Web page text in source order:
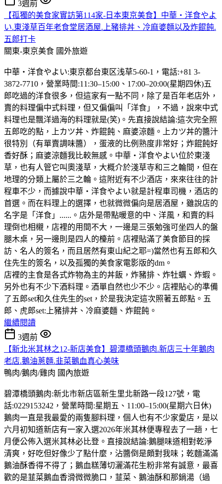
3週前
【孤獨的美食家實訪第114家-日本東京美食】中華・洋食やよ
い.東淺草百年老食堂居酒屋.上豬排丼、冷麻婆麵以及炸餛飩.
五郎打卡
關東-東京美食 國外旅遊
中華・洋食やよい:東京都台東区浅草5-60-1，電話:+81 3-
3872-7710，營業時間:11:30–15:00、17:00–20:00(星期四休)五
郎吃過的洋食很多，但這家有一點不同，除了是百年老店外，
賣的料理偏中式料理，但又偏偏叫「洋食」，不過，說來中式
料理也是飄洋過海的料理就是(笑)。先直接說結論:這次完全照
五郎吃的點，上カツ丼、炸餛飩、麻婆涼麵。上カツ丼的醬汁
很特別（有單賣調味醬），蛋液的比例熟度非常好；炸餛飩好
香好酥；麻婆涼麵我比較無感。中華・洋食やよい位於東淺
草，也有人管它叫奧淺草，大概介於淺草寺和三之輪間，但在
地理的分類上屬於三之輪。這附近有不少酒店，來來往往的計
程車不少，而據說中華・洋食やよい就是計程車司機，酒店的
首選。而在料理上的選擇，也就微微偏向是居酒屋，雖說店的
名字是「洋食」......。店外是帶點暖意的中、洋風，和賣的料
理倒也相櫬，店裡的用間不大，一邊是三張勉強可坐四人的盤
腿木桌，另一邊則是四人的檯前。店裡貼滿了美食節目的採
訪、名人的簽名，而且居然有東山紀之耶=)當然也有五郎和久
住先生的簽名，以及孤獨的美食家電影版的dm。
店裡的主食是各式炸物為主的丼飯，炸豬排、炸牡蠣、炸蝦。
另外也有不少下酒料理。酒單自然也少不少。店裡貼心的準備
了五郎set和久住先生的set，於是我決定這次照著五郎點。五
郎、虎郎set:上豬排丼、冷麻婆麵、炸餛飩。
繼續閱讀
3週前
【新北米其林之12-新店美食】碧潭橋頭鵝肉.新店三十年鵝肉
老店.鵝油蔥麵.韭菜鵝血真心美味
鴨肉/鵝肉/雞肉 國內旅遊
碧潭橋頭鵝肉:新北市新店區新生里北新路一段127號，電
話:0229153242，營業時間:星期五、11:00–15:00(星期六日休)
鵝肉一直是我最愛的兩隻腳料理，個人也有不少家愛店，是以
六月初知道新店有一家入選2026年米其林便專程去了一趟，七
月便公佈入選米其林必比登。直接說結論:鵝腿味道相對乾淨
清爽，好吃但好像少了點什麼，沾醬倒是頗對我味；乾麵滿滿
鵝油酥香得不得了；鵝血糕薄切灑滿花生粉非常有誠意，最喜
歡的是韮菜鵝血香滑微微脆口，韮菜、鵝油酥和那鍋湯（過